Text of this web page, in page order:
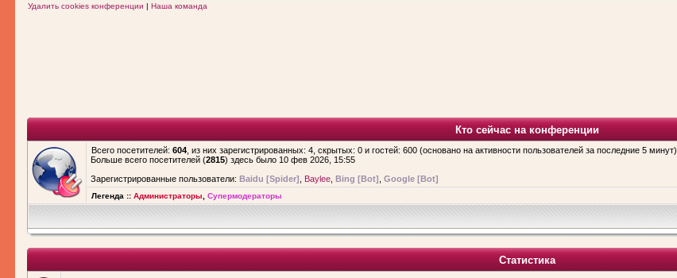
Удалить cookies конференции | Наша команда
Кто сейчас на конференции
Всего посетителей: 604 , из них зарегистрированных: 4, скрытых: 0 и гостей: 600 (основано на активности пользователей за последние 5 минут)
Больше всего посетителей (2815) здесь было 10 фев 2026, 15:55
Зарегистрированные пользователи: Baidu [Spider] Baylee Bing [Bot] Google [Bot]
Легенда :: Администраторы Супермодераторы
Статистика